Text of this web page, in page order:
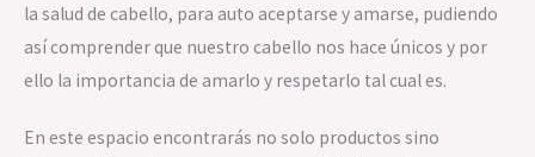
la salud de cabello, para auto aceptarse y amarse, pudiendo
así comprender que nuestro cabello nos hace únicos y por
ello la importancia de amarlo y respetarlo tal cual es.
En este espacio encontrarás no solo productos sino